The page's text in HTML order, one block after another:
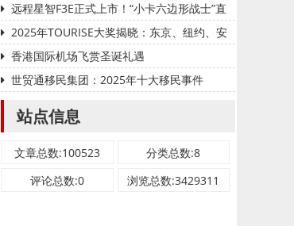
妈安心密码
远程星智F3E正式上市！“小卡六边形战士”直
击城配用户运营痛点
2025年TOURISE大奖揭晓：东京、纽约、安
卡什与巴黎荣获首届殊荣
香港国际机场飞赏圣诞礼遇
世贸通移民集团：2025年十大移民事件
站点信息
文章总数:100523
分类总数:8
评论总数:0
浏览总数:3429311